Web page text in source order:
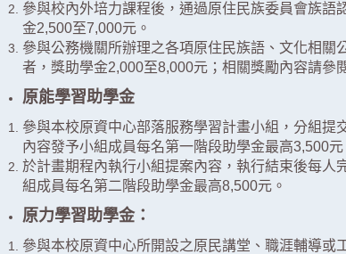
參與校內外培力課程後，通過原住民族委員會族語
金2,500至7,000元。
參與公務機關所辦理之各項原住民族語、文化相關
者，獎助學金2,000至8,000元；相關獎勵內容請參
原能學習助學金
參與本校原資中心部落服務學習計畫小組，分組提
內容發予小組成員每名第一階段助學金最高3,500元
於計畫期程內執行小組提案內容，執行結束後每人
組成員每名第二階段助學金最高8,500元。
原力學習助學金：
參與本校原資中心所開設之原民講堂、職涯輔導或